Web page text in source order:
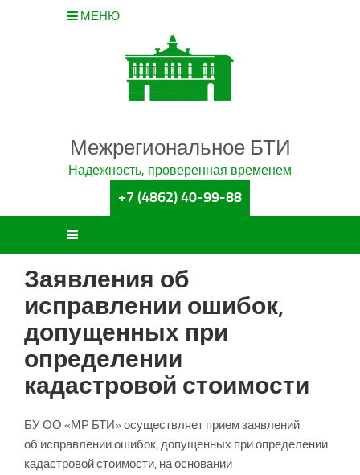
МЕНЮ
Межрегиональное БТИ
Надежность, проверенная временем
+7 (4862) 40-99-88
Заявления об
исправлении ошибок,
допущенных при
определении
кадастровой стоимости
БУ ОО «МР БТИ» осуществляет прием заявлений
об исправлении ошибок, допущенных при определении
кадастровой стоимости, на основании